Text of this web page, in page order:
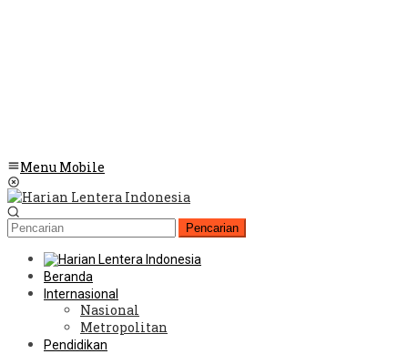
Menu Mobile
Pencarian
Beranda
Internasional
Nasional
Metropolitan
Pendidikan